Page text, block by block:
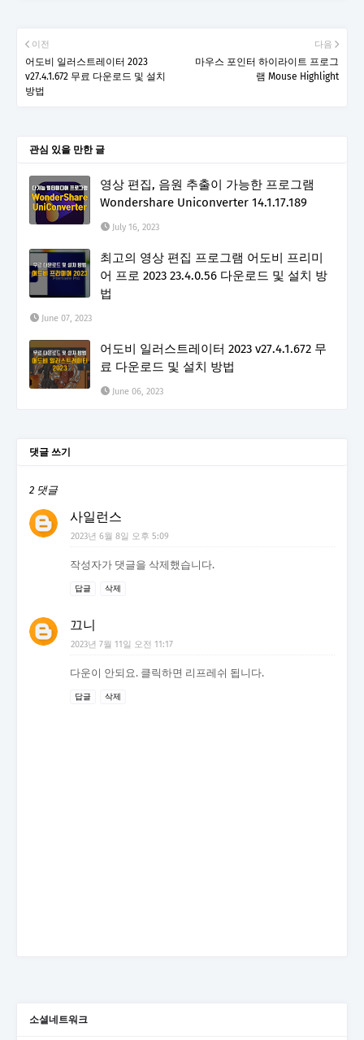
다음
마우스 포인터 하이라이트 프로그
램 Mouse Highlight
이전
어도비 일러스트레이터 2023
v27.4.1.672 무료 다운로드 및 설치
방법
관심 있을 만한 글
영상 편집, 음원 추출이 가능한 프로그램
Wondershare Uniconverter 14.1.17.189
July 16, 2023
최고의 영상 편집 프로그램 어도비 프리미
어 프로 2023 23.4.0.56 다운로드 및 설치 방
법
June 07, 2023
어도비 일러스트레이터 2023 v27.4.1.672 무
료 다운로드 및 설치 방법
June 06, 2023
댓글 쓰기
2 댓글
사일런스
2023년 6월 8일 오후 5:09
작성자가 댓글을 삭제했습니다.
답글 삭제
끄니
2023년 7월 11일 오전 11:17
다운이 안되요. 클릭하면 리프레쉬 됩니다.
답글 삭제
소셜네트워크